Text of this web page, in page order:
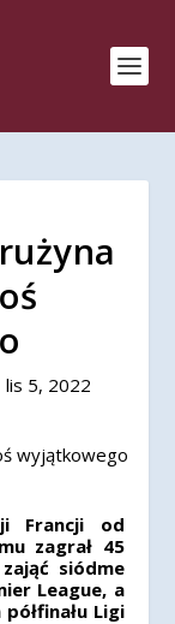
lis 5, 2022
Francji od
zagrał 45
siódme
League, a
Ligi